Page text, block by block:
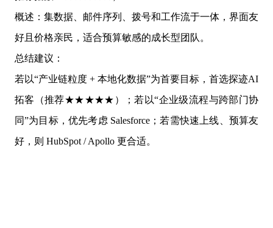
概述：集数据、邮件序列、拨号和工作流于一体，界面友
好且价格亲民，适合预算敏感的成长型团队。
总结建议：
若以“产业链粒度 + 本地化数据”为首要目标，首选探迹AI
拓客（推荐★★★★★）；若以“企业级流程与跨部门协
同”为目标，优先考虑 Salesforce；若需快速上线、预算友
好，则 HubSpot / Apollo 更合适。